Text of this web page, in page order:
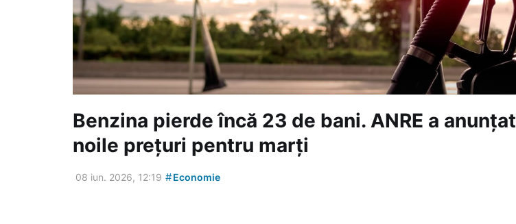
Benzina pierde încă 23 de bani. ANRE a anunțat
noile prețuri pentru marți
08 iun. 2026, 12:19 #Economie